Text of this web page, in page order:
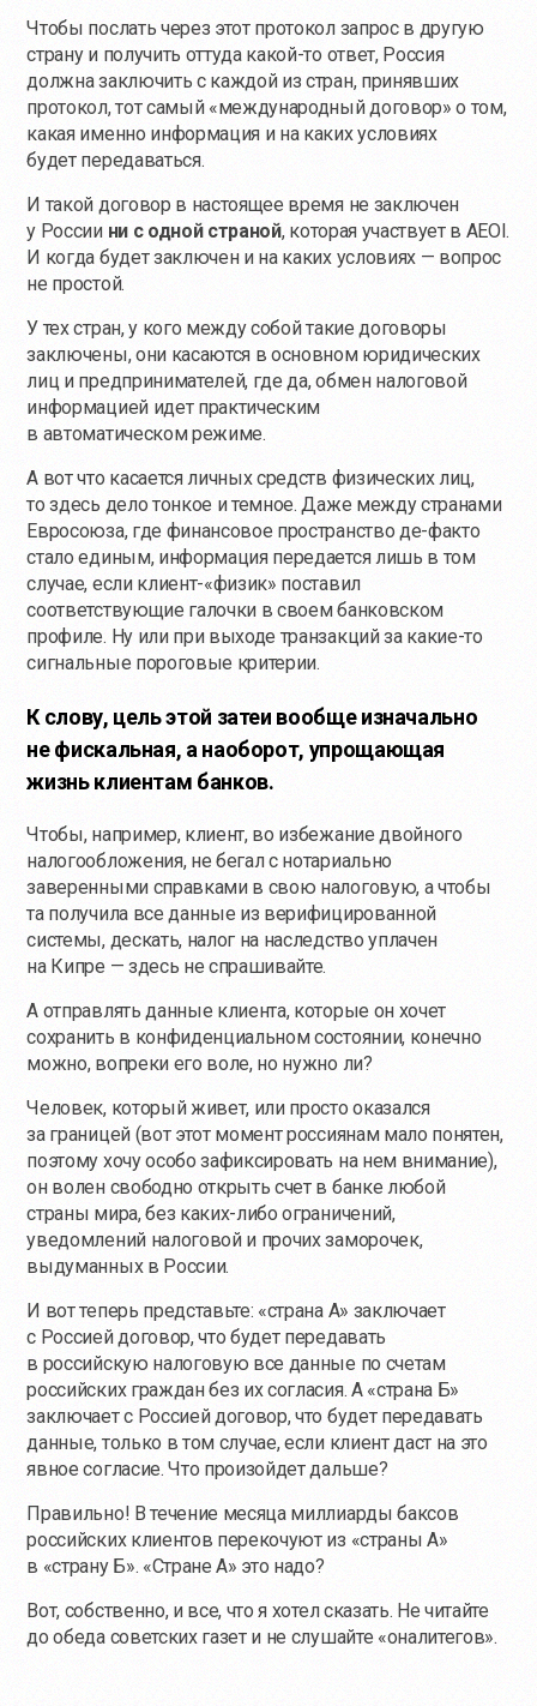
Чтобы послать через этот протокол запрос в другую
страну и получить оттуда какой-тоответ, Россия
должна заключить с каждой из стран, принявших
протокол, тот самый «международный договор» о том,
какая именно информация и на каких условиях
будет передаваться.
И такой договор в настоящее время не заключен
у России ни с одной страной, которая участвует в AEOI.
И когда будет заключен и на каких условиях — вопрос
не простой.
У тех стран, у кого между собой такие договоры
заключены, они касаются в основном юридических
лиц и предпринимателей, где да, обмен налоговой
информацией идет практическим
в автоматическом режиме.
А вот что касается личных средств физических лиц,
то здесь дело тонкое и темное. Даже между странами
Евросоюза, где финансовое пространство де-факто
стало единым, информация передается лишь в том
случае, если клиент-«физик» поставил
соответствующие галочки в своем банковском
профиле. Ну или при выходе транзакций за какие-то
сигнальные пороговые критерии.
К слову, цель этой затеи вообще изначально
не фискальная, а наоборот, упрощающая
жизнь клиентам банков.
Чтобы, например, клиент, во избежание двойного
налогообложения, не бегал с нотариально
заверенными справками в свою налоговую, а чтобы
та получила все данные из верифицированной
системы, дескать, налог на наследство уплачен
на Кипре — здесь не спрашивайте.
А отправлять данные клиента, которые он хочет
сохранить в конфиденциальном состоянии, конечно
можно, вопреки его воле, но нужно ли?
Человек, который живет, или просто оказался
за границей (вот этот момент россиянам мало понятен,
поэтому хочу особо зафиксировать на нем внимание),
он волен свободно открыть счет в банке любой
страны мира, без каких-либо ограничений,
уведомлений налоговой и прочих заморочек,
выдуманных в России.
И вот теперь представьте: «страна А» заключает
с Россией договор, что будет передавать
в российскую налоговую все данные по счетам
российских граждан без их согласия. А «страна Б»
заключает с Россией договор, что будет передавать
данные, только в том случае, если клиент даст на это
явное согласие. Что произойдет дальше?
Правильно! В течение месяца миллиарды баксов
российских клиентов перекочуют из «страны А»
в «страну Б». «Стране А» это надо?
Вот, собственно, и все, что я хотел сказать. Не читайте
до обеда советских газет и не слушайте «оналитегов».